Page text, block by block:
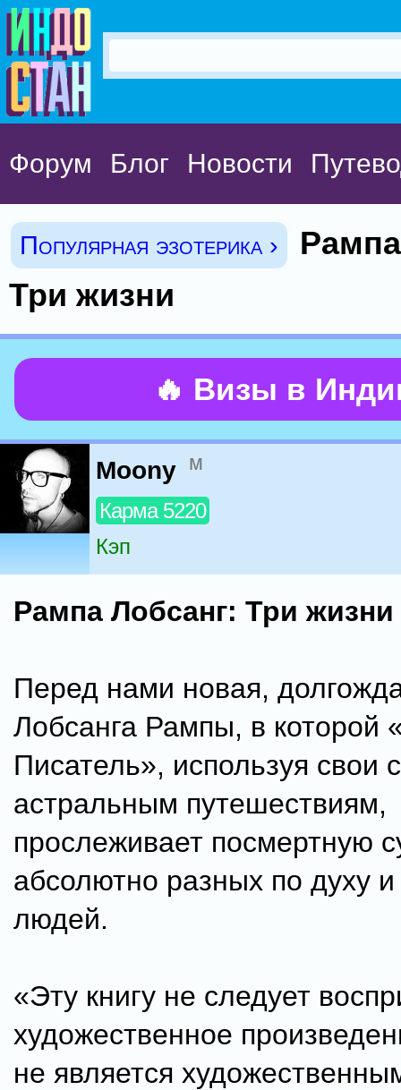
Форум Блог Новости
Популярная эзотерика ›
Три жизни
🔥 Визы в
Moony м
Карма 5220
Кэп
Рампа Лобсанг: Три жизни
Перед нами новая,
Лобсанга Рампы, в которой
Писатель», используя свои
астральным путешествиям,
прослеживает посмертную
абсолютно разных по духу и
людей.
«Эту книгу не следует
художественное
не является